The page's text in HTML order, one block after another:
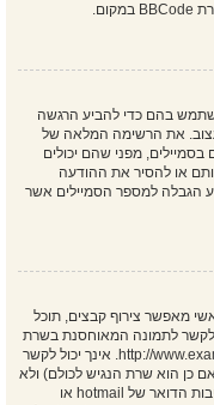
בהם כדי להביע הרגשה
את הרשימה המלאה של
מפני שהם יכולים
או להסיר את ההודעה
הגבלה למספר הסמיילים אשר
מאפשר צירוף קבצים, תוכל
לתמונה המאוחסנת בשרת
רחוק הנגיש לכולם, למשל http://www.example.com/my-picture.gif. אינך יכול לקשר
כן הוא שרת הנגיש לכולם) ולא
תמונות המאוחסנות מאחורי מנגנוני אימות, למשל תיבות הדואר של hotmail או